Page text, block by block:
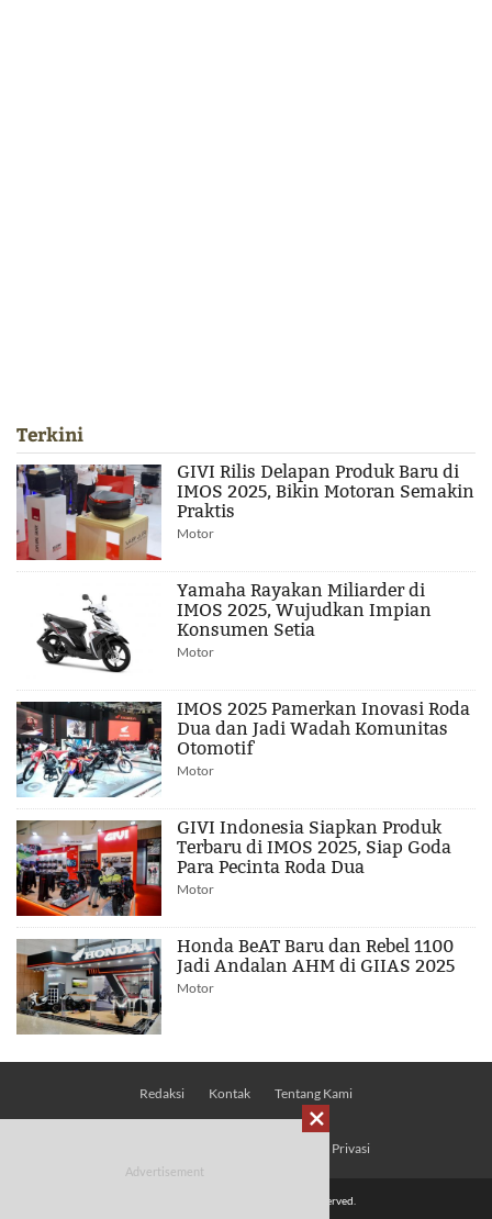
Terkini
GIVI Rilis Delapan Produk Baru di
IMOS 2025, Bikin Motoran Semakin
Praktis
Motor
Yamaha Rayakan Miliarder di
IMOS 2025, Wujudkan Impian
Konsumen Setia
Motor
IMOS 2025 Pamerkan Inovasi Roda
Dua dan Jadi Wadah Komunitas
Otomotif
Motor
GIVI Indonesia Siapkan Produk
Terbaru di IMOS 2025, Siap Goda
Para Pecinta Roda Dua
Motor
Honda BeAT Baru dan Rebel 1100
Jadi Andalan AHM di GIIAS 2025
Motor
Redaksi Kontak Tentang Kami
Kebijakan Privasi
© 2026 Mobimoto.com - All Rights Reserved.
